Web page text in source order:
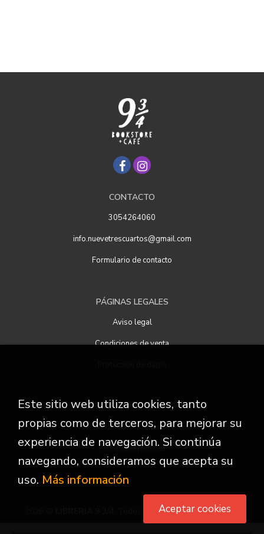
CONTACTO
3054264060
info.nuevetrescuartos@gmail.com
Formulario de contacto
PÁGINAS LEGALES
Aviso legal
Condiciones de venta
ATENCIÓN AL CLIENTE
Quiénes somos
Pedidos especiales
. Todos los Derechos Reservados
Este sitio web utiliza cookies, tanto
propias como de terceros, para mejorar su
experiencia de navegación. Si continúa
navegando, consideramos que acepta su
uso. Más información
Aceptar cookies